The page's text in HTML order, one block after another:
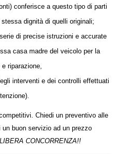
conferisce a questo tipo di parti
dignità di quelli originali;
di precise istruzioni e accurate
casa madre del veicolo per la
riparazione,
interventi e dei controlli effettuati
Chiedi un preventivo alle
buon servizio ad un prezzo
LIBERA CONCORRENZA!!